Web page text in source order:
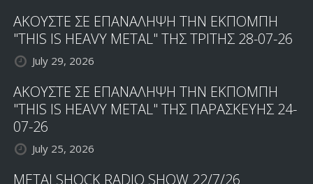
ΑΚΟΥΣΤΕ ΣΕ ΕΠΑΝΑΛΗΨΗ ΤΗΝ ΕΚΠΟΜΠΗ
"THIS IS HEAVY METAL" ΤΗΣ ΤΡΙΤΗΣ 28-07-26
July 29, 2026
ΑΚΟΥΣΤΕ ΣΕ ΕΠΑΝΑΛΗΨΗ ΤΗΝ ΕΚΠΟΜΠΗ
"THIS IS HEAVY METAL" ΤΗΣ ΠΑΡΑΣΚΕΥΗΣ 24-
07-26
July 25, 2026
METALSHOCK RADIO SHOW 22/7/26